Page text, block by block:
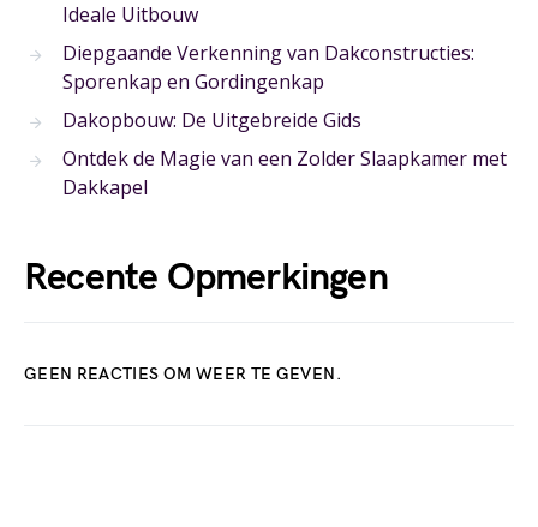
Ideale Uitbouw
Diepgaande Verkenning van Dakconstructies:
Sporenkap en Gordingenkap
Dakopbouw: De Uitgebreide Gids
Ontdek de Magie van een Zolder Slaapkamer met
Dakkapel
Recente Opmerkingen
GEEN REACTIES OM WEER TE GEVEN.